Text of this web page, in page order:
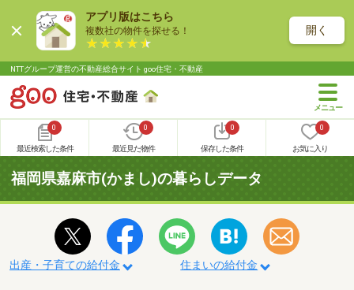
アプリ版はこちら
複数社の物件を探せる！ 開く
NTTグループ運営の不動産総合サイト goo住宅・不動産
0
最近検索した条件
0
最近見た物件
0
保存した条件
0
お気に入り
福岡県嘉麻市(かまし)の暮らしデータ
出産・子育ての給付金 住まいの給付金